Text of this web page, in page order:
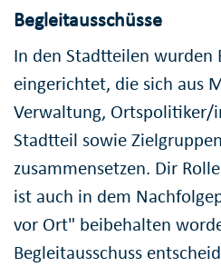
Begleitausschüsse
In den Stadtteilen wurden
eingerichtet, die sich aus
Verwaltung, Ortspolitiker/
Stadtteil sowie
zusammensetzen. Dir
ist auch in dem
vor Ort" beibehalten
Begleitausschuss